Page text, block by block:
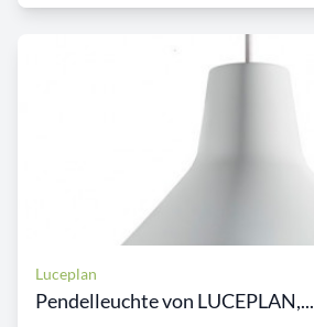
Luceplan
Pendelleuchte von LUCEPLAN,...